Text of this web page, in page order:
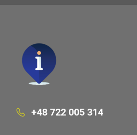
+48 722 005 314